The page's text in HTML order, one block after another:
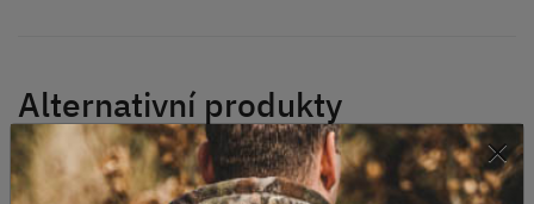
Alternativní produkty
×